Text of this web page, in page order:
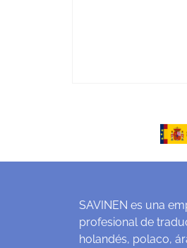
SAVINEN es una
profesional de
holandés, polaco,